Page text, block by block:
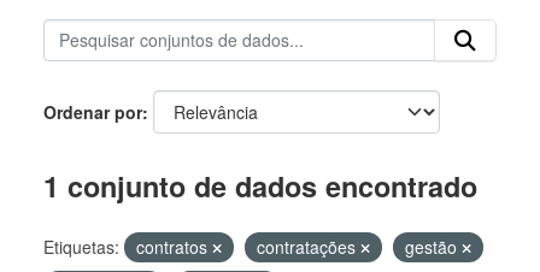
Ordenar por
1 conjunto de dados encontrado
Etiquetas: contratos contratações
gestão